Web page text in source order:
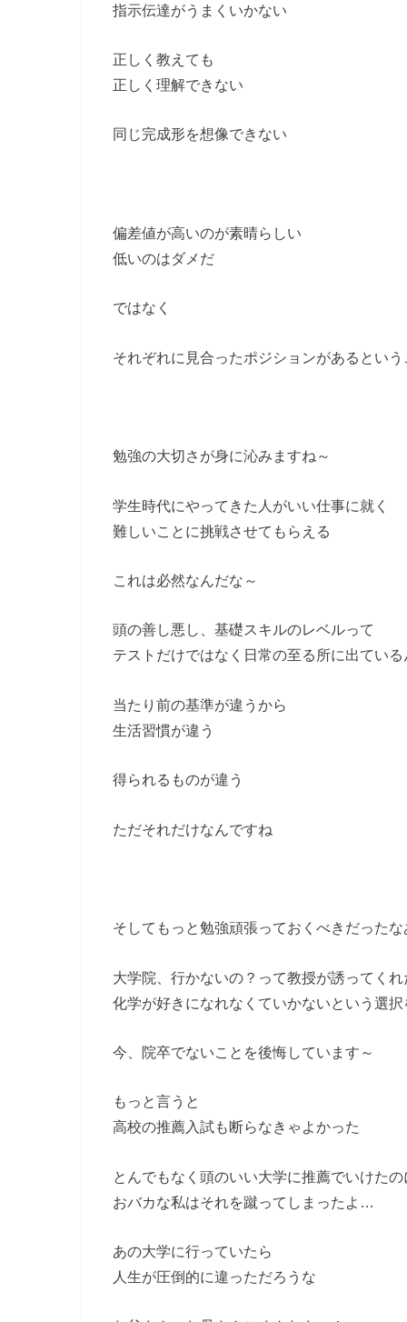
指示伝達がうまくいかない
正しく教えても
正しく理解できない
同じ完成形を想像できない
偏差値が高いのが素晴らしい
低いのはダメだ
ではなく
それぞれに見合ったポジションがあるという
勉強の大切さが身に沁みますね～
学生時代にやってきた人がいい仕事に就く
難しいことに挑戦させてもらえる
これは必然なんだな～
頭の善し悪し、基礎スキルのレベルって
テストだけではなく日常の至る所に出ている
当たり前の基準が違うから
生活習慣が違う
得られるものが違う
ただそれだけなんですね
そしてもっと勉強頑張っておくべきだった
大学院、行かないの？って教授が誘ってくれ
化学が好きになれなくていかないという選
今、院卒でないことを後悔しています～
もっと言うと
高校の推薦入試も断らなきゃよかった
とんでもなく頭のいい大学に推薦でいけたの
おバカな私はそれを蹴ってしまったよ…
あの大学に行っていたら
人生が圧倒的に違っただろうな